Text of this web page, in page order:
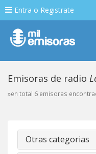
Entra o Registrate
Emisoras de radio
»en total 6 emisoras
Otras categorias